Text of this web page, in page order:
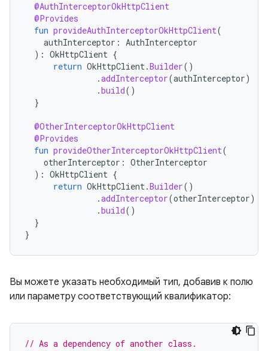
@AuthInterceptorOkHttpClient
@Provides
fun provideAuthInterceptorOkHttpClient(
authInterceptor : AuthInterceptor
): OkHttpClient {
return OkHttpClient.Builder()
.addInterceptor(authInterceptor)
.build()
}
@OtherInterceptorOkHttpClient
@Provides
fun provideOtherInterceptorOkHttpClient(
otherInterceptor : OtherInterceptor
): OkHttpClient {
return OkHttpClient.Builder()
.addInterceptor(otherInterceptor)
.build()
}
}
Вы можете указать необходимый тип, добавив к полю
или параметру соответствующий квалификатор:
// As a dependency of another class.